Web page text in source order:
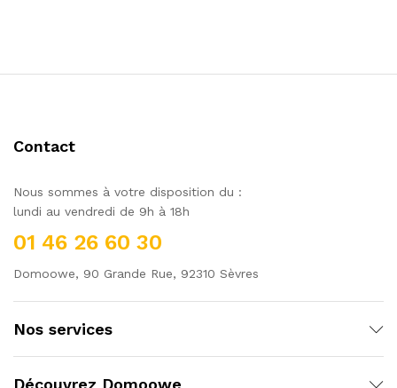
Contact
Nous sommes à votre disposition du :
lundi au vendredi de 9h à 18h
01 46 26 60 30
Domoowe, 90 Grande Rue, 92310 Sèvres
Nos services
Découvrez Domoowe